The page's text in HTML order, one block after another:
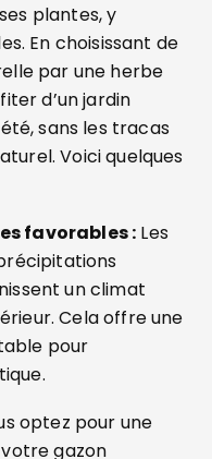
plantes, y
En choisissant de
par une herbe
d’un jardin
sans les tracas
Voici quelques
favorables : Les
un climat
Cela offre une
pour
optez pour une
gazon